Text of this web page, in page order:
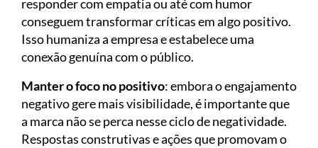
responder com empatia ou até com humor
conseguem transformar críticas em algo positivo.
Isso humaniza a empresa e estabelece uma
conexão genuína com o público.
Manter o foco no positivo: embora o engajamento
negativo gere mais visibilidade, é importante que
a marca não se perca nesse ciclo de negatividade.
Respostas construtivas e ações que promovam o